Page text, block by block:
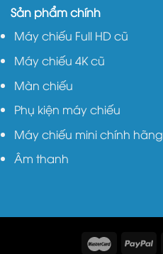
Sản phẩm chính
Máy chiếu Full HD cũ
Máy chiếu 4K cũ
Màn chiếu
Phụ kiện máy chiếu
Máy chiếu mini chính hãng
Âm thanh